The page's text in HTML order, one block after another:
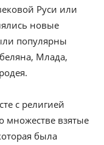
Руси или
новые
популярны
Млада,
с религией
взятые
была